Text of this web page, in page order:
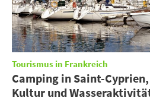
Tourismus in Frankreich
Camping in Saint-
Kultur und